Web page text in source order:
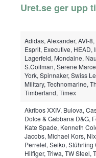
Uret.se ger upp
Adidas, Alexander, AVI-
Esprit, Executive, HEAD,
Lagerfeld, Mondaine,
S.Coifman, Serene
York, Spinnaker, Swiss
Military, Technomarine,
Timberland, Timex
Akribos XXIV, Bulova,
Dolce & Gabbana D&G,
Kate Spade, Kenneth
Jacobs, Michael Kors,
Perrelet, Seiko,
Hilfiger, Triwa, TW Steel,